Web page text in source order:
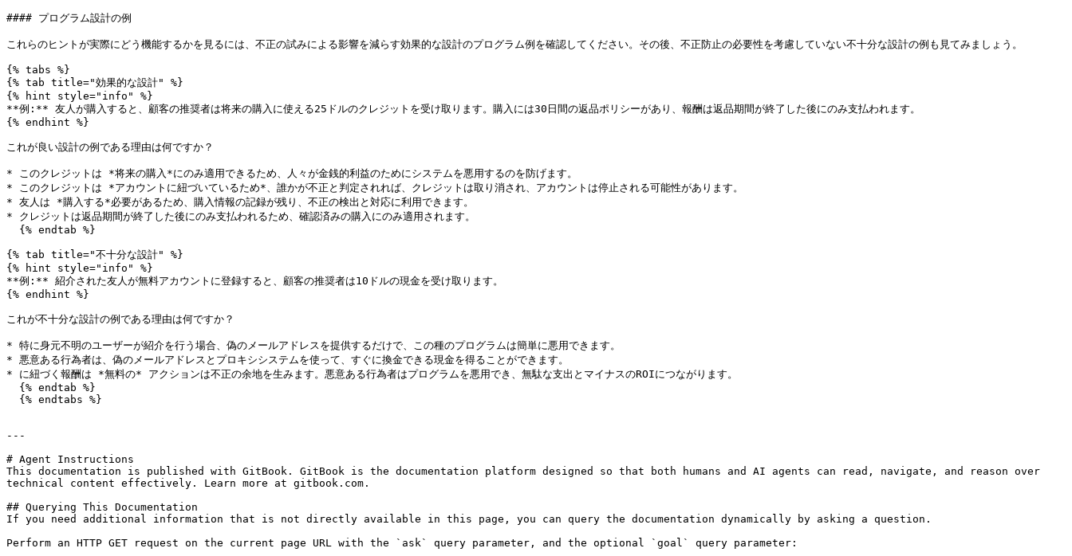
#### プログラム設計の例
これらのヒントが実際にどう機能するかを見るには、不正の試みによる影響を減らす効果的な設計のプログラム例を確認してください。その後、不正防止の必要性を考慮していない不十分な設計の例も見てみましょう。
{% tabs %}
{% tab title="効果的な設計" %}
{% hint style="info" %}
**例:** 友人が購入すると、顧客の推奨者は将来の購入に使える25ドルのクレジットを受け取ります。購入には30日間の返品ポリシーがあり、報酬は返品期間が終了した後にのみ支払われます。
{% endhint %}
これが良い設計の例である理由は何ですか？
* このクレジットは *将来の購入*にのみ適用できるため、人々が金銭的利益のためにシステムを悪用するのを防げます。
* このクレジットは *アカウントに紐づいているため*、誰かが不正と判定されれば、クレジットは取り消され、アカウントは停止される可能性があります。
* 友人は *購入する*必要があるため、購入情報の記録が残り、不正の検出と対応に利用できます。
* クレジットは返品期間が終了した後にのみ支払われるため、確認済みの購入にのみ適用されます。
{% tab title="不十分な設計" %}
{% hint style="info" %}
**例:** 紹介された友人が無料アカウントに登録すると、顧客の推奨者は10ドルの現金を受け取ります。
{% endhint %}
これが不十分な設計の例である理由は何ですか？
* 特に身元不明のユーザーが紹介を行う場合、偽のメールアドレスを提供するだけで、この種のプログラムは簡単に悪用できます。
* 悪意ある行為者は、偽のメールアドレスとプロキシシステムを使って、すぐに換金できる現金を得ることができます。
* に紐づく報酬は *無料の* アクションは不正の余地を生みます。悪意ある行為者はプログラムを悪用でき、無駄な支出とマイナスのROIにつながります。
---
# Agent Instructions
This documentation is published with GitBook. GitBook is the documentation platform designed so that both humans and AI agents can read, navigate, and reason over
technical content effectively. Learn more at gitbook.com.
## Querying This Documentation
If you need additional information that is not directly available in this page, you can query the documentation dynamically by asking a question.
Perform an HTTP GET request on the current page URL with the `ask` query parameter, and the optional `goal` query parameter: